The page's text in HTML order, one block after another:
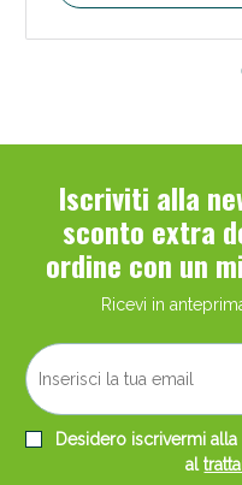
Iscriviti alla
sconto extra
ordine con un
Ricevi in
Desidero iscrivermi
al
Scopri